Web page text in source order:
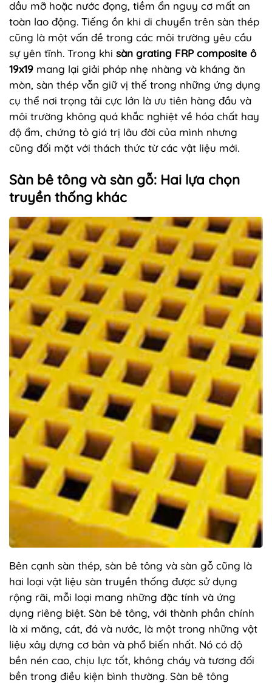
dầu mỡ hoặc nước đọng, tiềm ẩn nguy cơ mất an
toàn lao động. Tiếng ồn khi di chuyển trên sàn thép
cũng là một vấn đề trong các môi trường yêu cầu
sự yên tĩnh. Trong khi sàn grating FRP composite ô
19x19 mang lại giải pháp nhẹ nhàng và kháng ăn
mòn, sàn thép vẫn giữ vị thế trong những ứng dụng
cụ thể nơi trọng tải cực lớn là ưu tiên hàng đầu và
môi trường không quá khắc nghiệt về hóa chất hay
độ ẩm, chứng tỏ giá trị lâu đời của mình nhưng
cũng đối mặt với thách thức từ các vật liệu mới.
Sàn bê tông và sàn gỗ: Hai lựa chọn
truyền thống khác
Bên cạnh sàn thép, sàn bê tông và sàn gỗ cũng là
hai loại vật liệu sàn truyền thống được sử dụng
rộng rãi, mỗi loại mang những đặc tính và ứng
dụng riêng biệt. Sàn bê tông, với thành phần chính
là xi măng, cát, đá và nước, là một trong những vật
liệu xây dựng cơ bản và phổ biến nhất. Nó có độ
bền nén cao, chịu lực tốt, không cháy và tương đối
bền trong điều kiện bình thường. Sàn bê tông